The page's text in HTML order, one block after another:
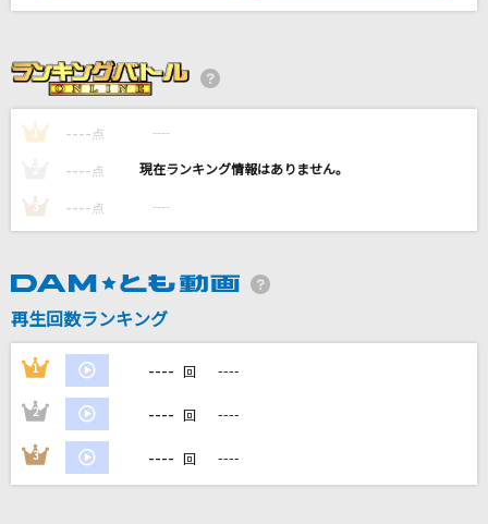
桑田佳祐
GARNET CROW
もっと見る
DAMの新曲・ランキングなど
1 ---- 点 ----
---- 点 ----
3 ---- 点 ----
再生回数ランキング
1 ---- 回 ----
2 ---- 回 ----
3 ---- 回 ----